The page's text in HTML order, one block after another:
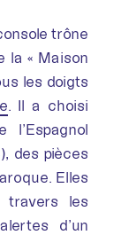
trône
la « Maison
les doigts
. Il a choisi
des pièces
Elles
travers les
d’un